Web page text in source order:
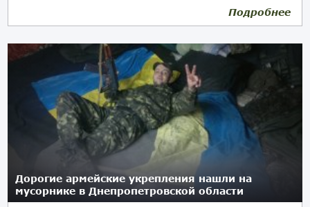
Подробнее
Дорогие армейские укрепления нашли на
мусорнике в Днепропетровской области